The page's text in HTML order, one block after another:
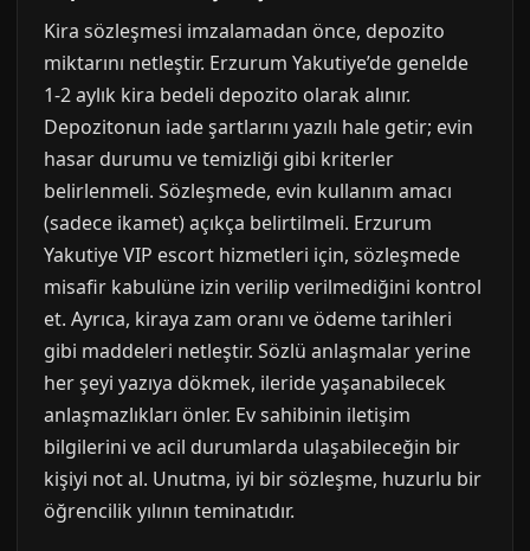
Kira sözleşmesi imzalamadan önce, depozito
miktarını netleştir. Erzurum Yakutiye’de genelde
1-2 aylık kira bedeli depozito olarak alınır.
Depozitonun iade şartlarını yazılı hale getir; evin
hasar durumu ve temizliği gibi kriterler
belirlenmeli. Sözleşmede, evin kullanım amacı
(sadece ikamet) açıkça belirtilmeli. Erzurum
Yakutiye VIP escort hizmetleri için, sözleşmede
misafir kabulüne izin verilip verilmediğini kontrol
et. Ayrıca, kiraya zam oranı ve ödeme tarihleri
gibi maddeleri netleştir. Sözlü anlaşmalar yerine
her şeyi yazıya dökmek, ileride yaşanabilecek
anlaşmazlıkları önler. Ev sahibinin iletişim
bilgilerini ve acil durumlarda ulaşabileceğin bir
kişiyi not al. Unutma, iyi bir sözleşme, huzurlu bir
öğrencilik yılının teminatıdır.